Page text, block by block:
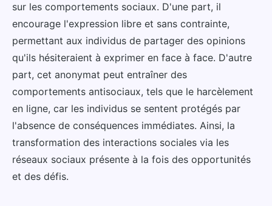
sur les comportements sociaux. D'une part, il
encourage l'expression libre et sans contrainte,
permettant aux individus de partager des opinions
qu'ils hésiteraient à exprimer en face à face. D'autre
part, cet anonymat peut entraîner des
comportements antisociaux, tels que le harcèlement
en ligne, car les individus se sentent protégés par
l'absence de conséquences immédiates. Ainsi, la
transformation des interactions sociales via les
réseaux sociaux présente à la fois des opportunités
et des défis.